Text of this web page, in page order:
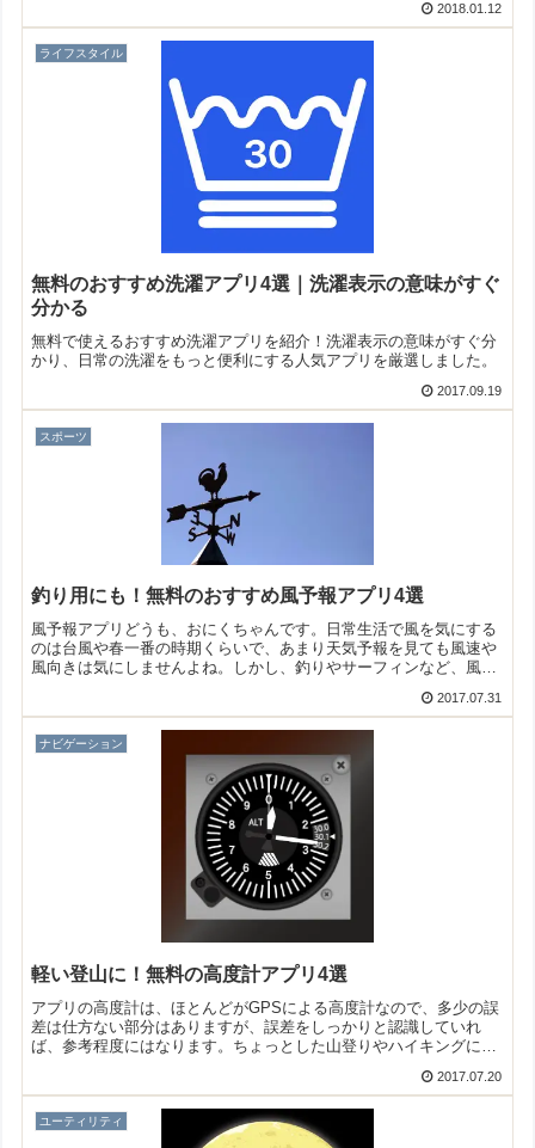
2018.01.12
ライフスタイル
無料のおすすめ洗濯アプリ4選｜洗濯表示の意味がすぐ
分かる
無料で使えるおすすめ洗濯アプリを紹介！洗濯表示の意味がすぐ分
かり、日常の洗濯をもっと便利にする人気アプリを厳選しました。
2017.09.19
スポーツ
釣り用にも！無料のおすすめ風予報アプリ4選
風予報アプリどうも、おにくちゃんです。日常生活で風を気にする
のは台風や春一番の時期くらいで、あまり天気予報を見ても風速や
風向きは気にしませんよね。しかし、釣りやサーフィンなど、風に
2017.07.31
ナビゲーション
軽い登山に！無料の高度計アプリ4選
アプリの高度計は、ほとんどがGPSによる高度計なので、多少の誤
差は仕方ない部分はありますが、誤差をしっかりと認識していれ
ば、参考程度にはなります。ちょっとした山登りやハイキングに出
2017.07.20
ユーティリティ